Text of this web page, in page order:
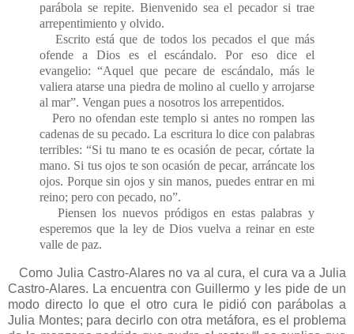
parábola se repite. Bienvenido sea el pecador si trae
arrepentimiento y olvido.
Escrito está que de todos los pecados el que más
ofende a Dios es el escándalo. Por eso dice el
evangelio: “Aquel que pecare de escándalo, más le
valiera atarse una piedra de molino al cuello y arrojarse
al mar”. Vengan pues a nosotros los arrepentidos.
Pero no ofendan este templo si antes no rompen las
cadenas de su pecado. La escritura lo dice con palabras
terribles: “Si tu mano te es ocasión de pecar, córtate la
mano. Si tus ojos te son ocasión de pecar, arráncate los
ojos. Porque sin ojos y sin manos, puedes entrar en mi
reino; pero con pecado, no”.
Piensen los nuevos pródigos en estas palabras y
esperemos que la ley de Dios vuelva a reinar en este
valle de paz.
Como Julia Castro-Alares no va al cura, el cura va a Julia
Castro-Alares. La encuentra con Guillermo y les pide de un
modo directo lo que el otro cura le pidió con parábolas a
Julia Montes; para decirlo con otra metáfora, es el problema